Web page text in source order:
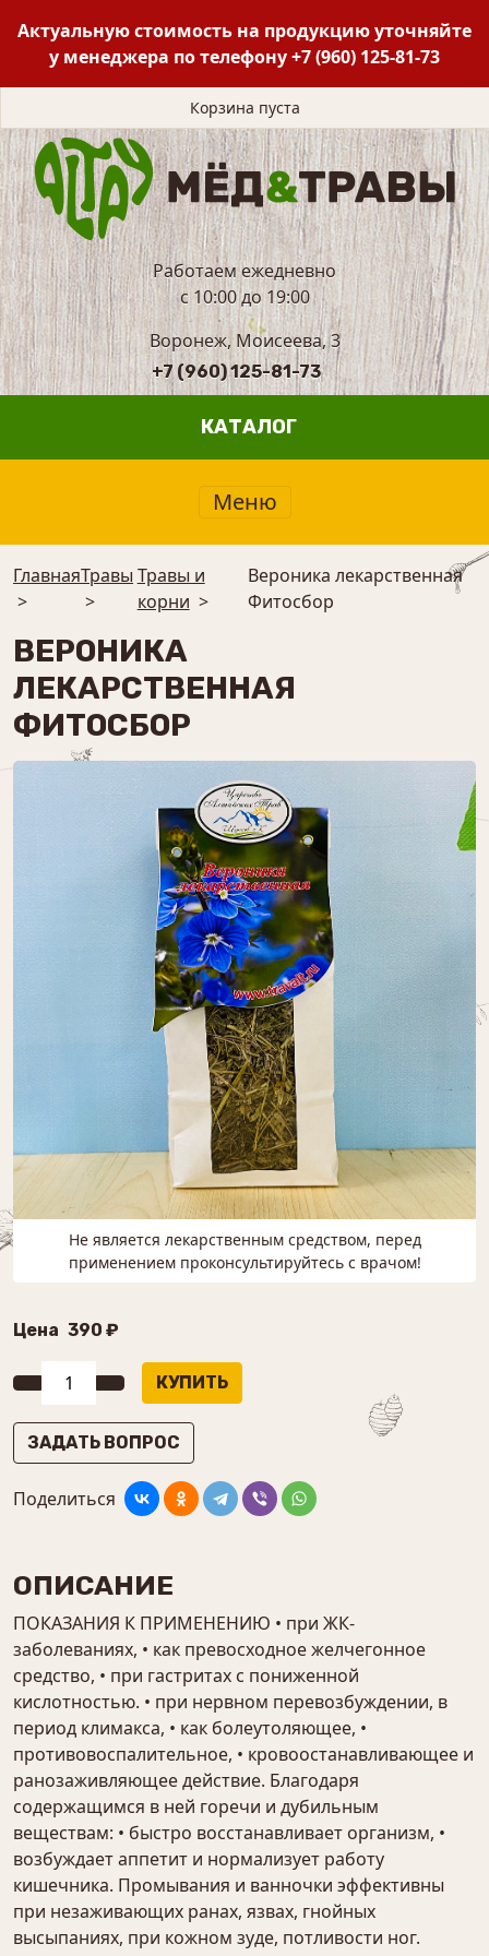
Актуальную стоимость на продукцию уточняйте
у менеджера по телефону+7 (960) 125-81-73
Корзина пуста
Работаем ежедневно
с 10:00 до 19:00
Воронеж, Моисеева, 3
+7 (960) 125-81-73
КАТАЛОГ
Меню
Главная
>
Травы
>
Травы и
корни >
Вероника лекарственная
Фитосбор
ВЕРОНИКА
ЛЕКАРСТВЕННАЯ
ФИТОСБОР
Не является лекарственным средством, перед
применением проконсультируйтесь с врачом!
Цена 390 ₽
ЗАДАТЬ ВОПРОС
Поделиться
ОПИСАНИЕ
ПОКАЗАНИЯ К ПРИМЕНЕНИЮ • при ЖК-
заболеваниях, • как превосходное желчегонное
средство, • при гастритах с пониженной
кислотностью. • при нервном перевозбуждении, в
период климакса, • как болеутоляющее, •
противовоспалительное, • кровоостанавливающее и
ранозаживляющее действие. Благодаря
содержащимся в ней горечи и дубильным
веществам: • быстро восстанавливает организм, •
возбуждает аппетит и нормализует работу
кишечника. Промывания и ванночки эффективны
при незаживающих ранах, язвах, гнойных
высыпаниях, при кожном зуде, потливости ног.